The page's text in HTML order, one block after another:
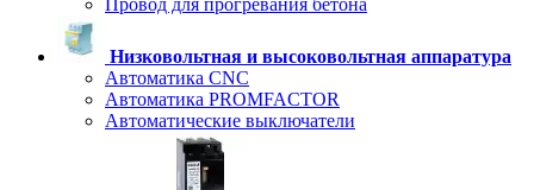
Провод для прогревания бетона
Низковольтная и высоковольтная аппаратура
Автоматика CNC
Автоматика PROMFACTOR
Автоматические выключатели